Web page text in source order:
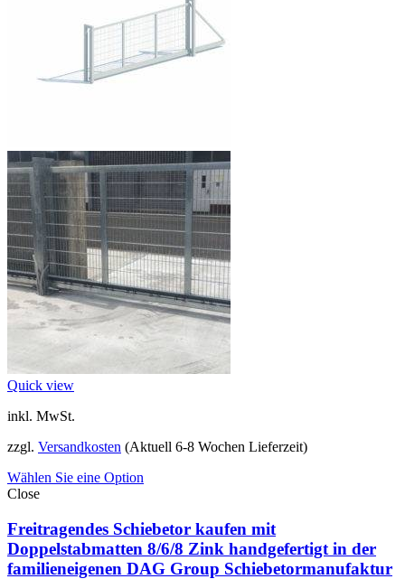
Quick view
inkl. MwSt.
zzgl. Versandkosten (Aktuell 6-8 Wochen Lieferzeit)
Wählen Sie eine Option
Close
Freitragendes Schiebetor kaufen mit
Doppelstabmatten 8/6/8 Zink handgefertigt in der
familieneigenen DAG Group Schiebetormanufaktur